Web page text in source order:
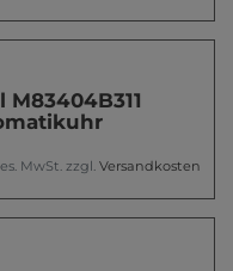
MwSt. zzgl. Versandkosten